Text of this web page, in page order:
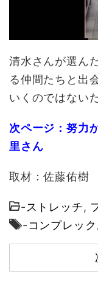
清水さんが選ん
る仲間たちと出
いくのではない
次ページ：努力
里さん
取材：佐藤佑樹
-ストレッチ,
-コンプレッ